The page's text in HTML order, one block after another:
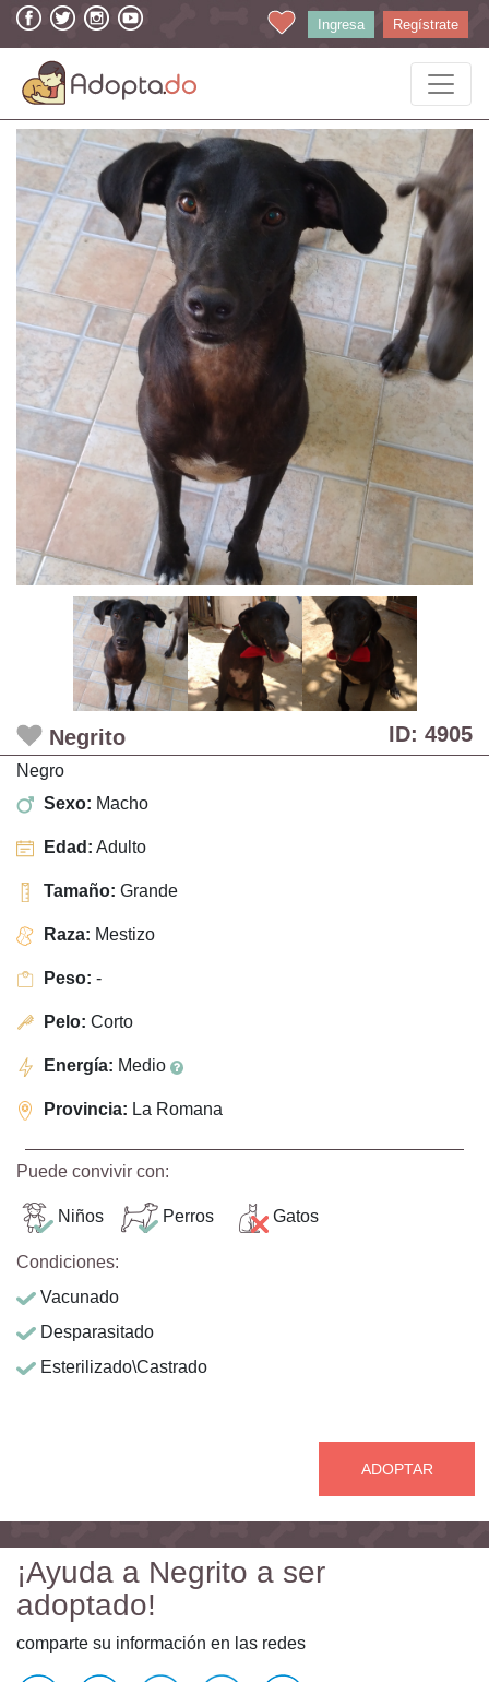
Ingresa Regístrate
Negrito ID: 4905
Negro
Sexo: Macho
Edad: Adulto
Tamaño: Grande
Raza: Mestizo
Peso: -
Pelo: Corto
Energía: Medio
Provincia: La Romana
Puede convivir con:
Niños Perros Gatos
Condiciones:
Vacunado
Desparasitado
Esterilizado\Castrado
ADOPTAR
¡Ayuda a Negrito a ser
adoptado!
comparte su información en las redes